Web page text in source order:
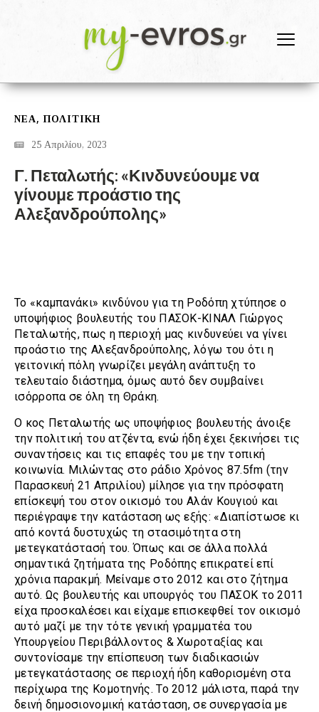
ΝΕΑ,ΠΟΛΙΤΙΚΗ
25 Απριλίου, 2023
Γ. Πεταλωτής: «Κινδυνεύουμε να
γίνουμε προάστιο της
Αλεξανδρούπολης»
Το «καμπανάκι» κινδύνου για τη Ροδόπη χτύπησε ο
υποψήφιος βουλευτής του ΠΑΣΟΚ-ΚΙΝΑΛ Γιώργος
Πεταλωτής, πως η περιοχή μας κινδυνεύει να γίνει
προάστιο της Αλεξανδρούπολης, λόγω του ότι η
γειτονική πόλη γνωρίζει μεγάλη ανάπτυξη το
τελευταίο διάστημα, όμως αυτό δεν συμβαίνει
ισόρροπα σε όλη τη Θράκη.
Ο κος Πεταλωτής ως υποψήφιος βουλευτής άνοιξε
την πολιτική του ατζέντα, ενώ ήδη έχει ξεκινήσει τις
συναντήσεις και τις επαφές του με την τοπική
κοινωνία. Μιλώντας στο ράδιο Χρόνος 87.5fm (την
Παρασκευή 21 Απριλίου) μίλησε για την πρόσφατη
επίσκεψή του στον οικισμό του Αλάν Κουγιού και
περιέγραψε την κατάσταση ως εξής: «Διαπίστωσε κι
από κοντά δυστυχώς τη στασιμότητα στη
μετεγκατάστασή του. Όπως και σε άλλα πολλά
σημαντικά ζητήματα της Ροδόπης επικρατεί επί
χρόνια παρακμή. Μείναμε στο 2012 και στο ζήτημα
αυτό. Ως βουλευτής και υπουργός του ΠΑΣΟΚ το 2011
είχα προσκαλέσει και είχαμε επισκεφθεί τον οικισμό
αυτό μαζί με την τότε γενική γραμματέα του
Υπουργείου Περιβάλλοντος & Χωροταξίας και
συντονίσαμε την επίσπευση των διαδικασιών
μετεγκατάστασης σε περιοχή ήδη καθορισμένη στα
περίχωρα της Κομοτηνής. Το 2012 μάλιστα, παρά την
δεινή δημοσιονομική κατάσταση, σε συνεργασία με